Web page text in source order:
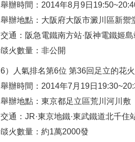
舉辦時間：2014年8月9日
舉辦地點：大阪府大阪市澱川區新
交通：阪急電鐵南方站·阪神電鐵姬
燄火數量：非公開
6）人氣排名第6位 第36回足立的花火
舉辦時間：2014年7月19日
舉辦地點：東京都足立區荒川河川敷
交通：JR·東京地鐵·東武鐵道北千住
燄火數量：約1萬2000發